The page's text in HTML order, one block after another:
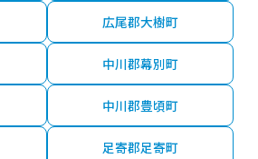
広尾郡大樹町
中川郡幕別町
中川郡豊頃町
足寄郡足寄町